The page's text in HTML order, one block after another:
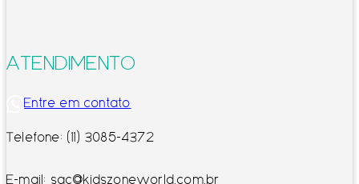
ATENDIMENTO
Entre em contato
Telefone: (11) 3085-4372
E-mail: sac@kidszoneworld.com.br